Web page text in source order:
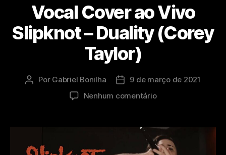
Vocal Cover ao Vivo
Slipknot – Duality (Corey
Taylor)
Autor
Por Gabriel Bonilha
Data9 de março de 2021
Nenhum comentárioem
ao
Vivo
Slipknot